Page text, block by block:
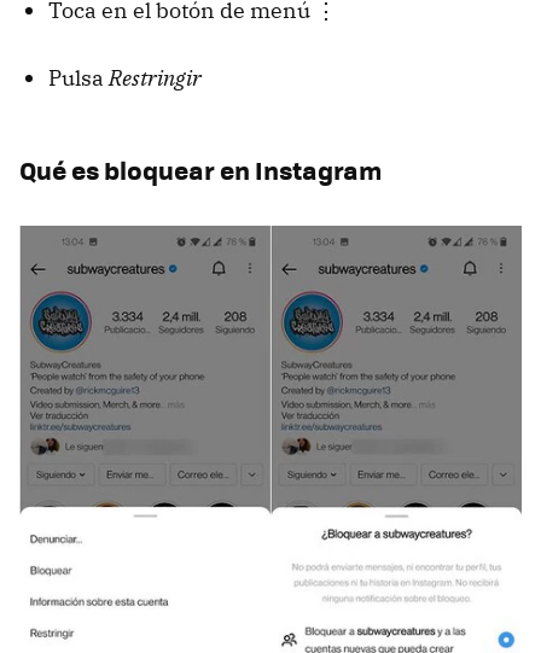
Toca en el botón de menú ⋮
PulsaRestringir
Qué es bloquear en Instagram